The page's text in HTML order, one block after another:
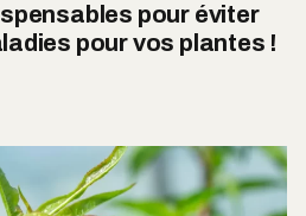
pour éviter
pour vos plantes !